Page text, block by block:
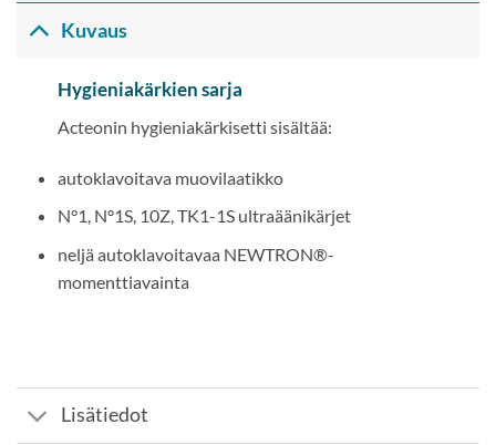
Kuvaus
Hygieniakärkien sarja
Acteonin hygieniakärkisetti sisältää:
autoklavoitava muovilaatikko
N°1, N°1S, 10Z, TK1-1S ultraäänikärjet
neljä autoklavoitavaa NEWTRON®-
momenttiavainta
Lisätiedot